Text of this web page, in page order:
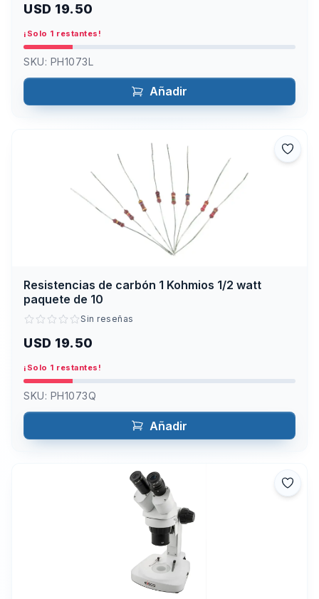
USD 19.50
¡Solo 1 restantes!
SKU: PH1073L
Añadir
Resistencias de carbón 1 Kohmios 1/2 watt
paquete de 10
Sin reseñas
USD 19.50
¡Solo 1 restantes!
SKU: PH1073Q
Añadir